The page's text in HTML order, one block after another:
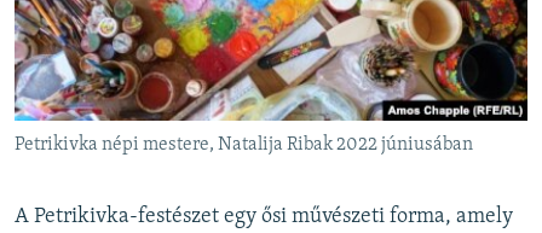
Petrikivka népi mestere, Natalija Ribak 2022 júniusában
A Petrikivka-festészet egy ősi művészeti forma, amely